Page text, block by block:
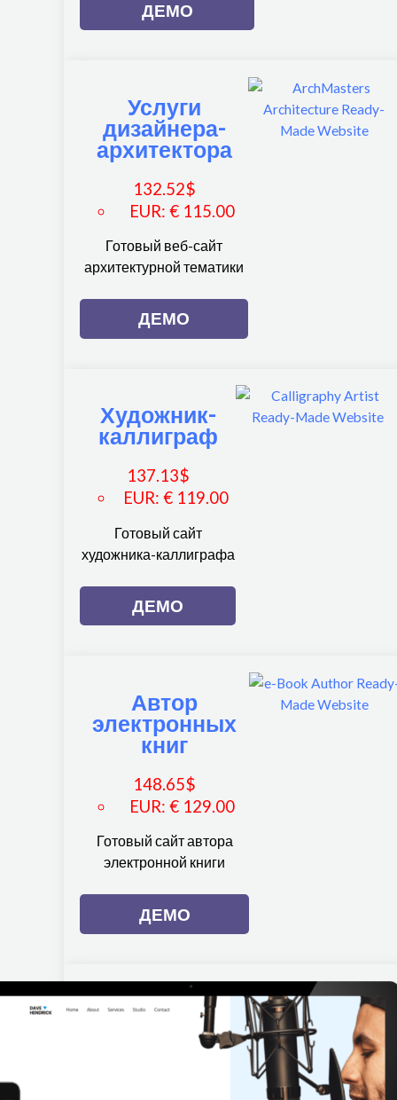
ДЕМО
Услуги
дизайнера-
архитектора
132.52$
EUR: € 115.00
Готовый веб-сайт
архитектурной тематики
ДЕМО
Художник-
каллиграф
137.13$
EUR: € 119.00
Готовый сайт
художника-каллиграфа
ДЕМО
Автор
электронных
книг
148.65$
EUR:€ 129.00
Готовый сайт автора
электронной книги
ДЕМО